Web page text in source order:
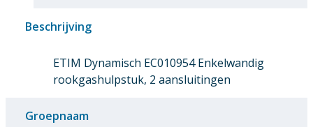
Beschrijving
ETIM Dynamisch EC010954 Enkelwandig
rookgashulpstuk, 2 aansluitingen
Groepnaam